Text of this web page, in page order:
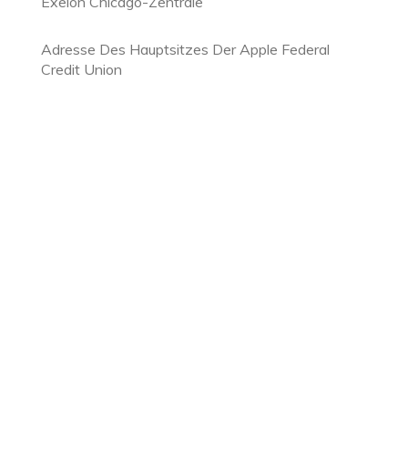
Adresse Des Hauptsitzes Der Apple Federal
Credit Union